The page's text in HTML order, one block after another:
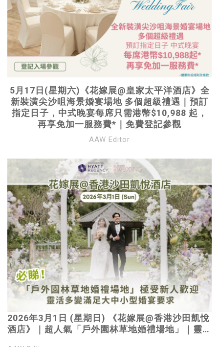
5月17日(星期六)《花嫁展@皇家太平洋酒店》全
新裝潢尖沙咀海景婚宴場地 多個超級禮遇｜預訂
指定日子，中式晚宴每席只需港幣$10,988 起，
再享免加一服務費*｜免費登記參觀
AAW Editor
2026年3月1日 (星期日) 《花嫁展@香港沙田凱悅
酒店》｜超人氣「戶外園林草地婚禮場地」｜靈活